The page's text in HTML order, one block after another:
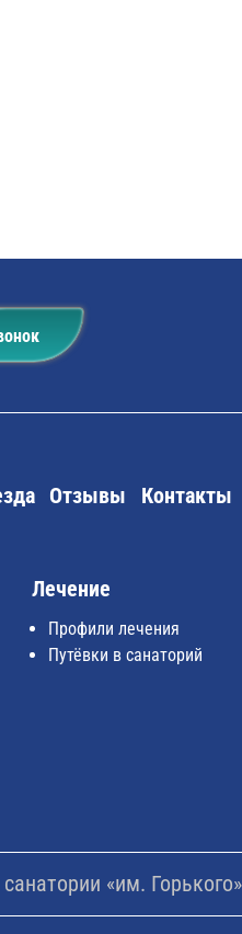
Отзывы
Контакты
Лечение
Профили лечения
Путёвки в санаторий
«им.